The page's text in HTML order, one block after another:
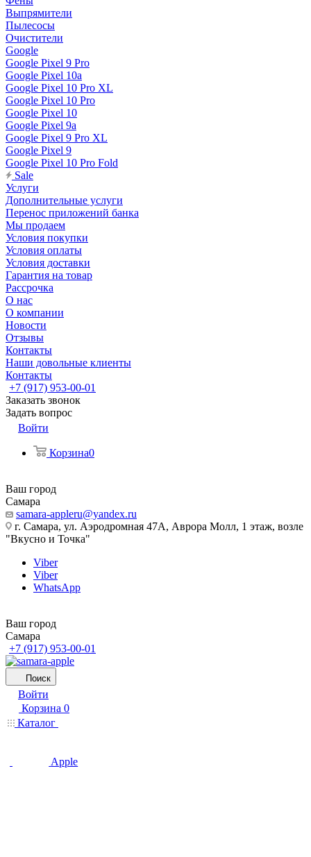
Выпрямители
Пылесосы
Очистители
Google
Google Pixel 9 Pro
Google Pixel 10a
Google Pixel 10 Pro XL
Google Pixel 10 Pro
Google Pixel 10
Google Pixel 9a
Google Pixel 9 Pro XL
Google Pixel 9
Google Pixel 10 Pro Fold
Sale
Услуги
Дополнительные услуги
Перенос приложений банка
Мы продаем
Условия покупки
Условия оплаты
Условия доставки
Гарантия на товар
Рассрочка
О нас
О компании
Новости
Отзывы
Контакты
Наши довольные клиенты
Контакты
+7 (917) 953-00-01
Заказать звонок
Задать вопрос
Войти
Корзина0
Ваш город
Самара
samara-appleru@yandex.ru
г. Самара, ул. Аэродромная 47А, Аврора Молл, 1 этаж, возле
"Вкусно и Точка"
Viber
Viber
WhatsApp
Ваш город
Самара
+7 (917) 953-00-01
Поиск
Войти
Корзина 0
Каталог
Apple